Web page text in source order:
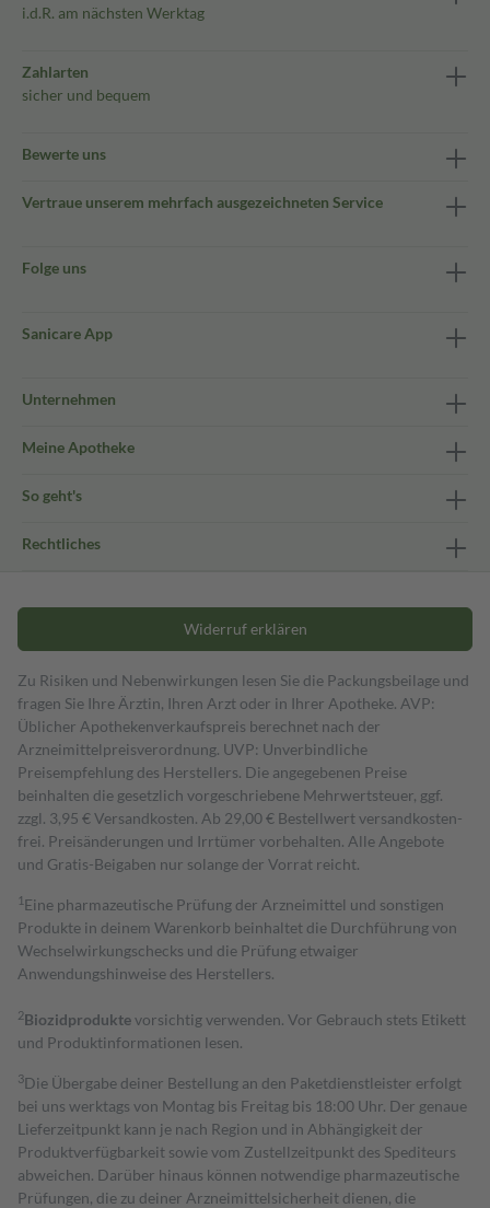
i.d.R. am nächsten Werktag
Zahlarten
sicher und bequem
Bewerte uns
Vertraue unserem mehrfach ausgezeichneten Service
Folge uns
Sanicare App
Unternehmen
Meine Apotheke
So geht's
Rechtliches
Widerruf erklären
Zu Risiken und Nebenwirkungen lesen Sie die Packungsbeilage und
fragen Sie Ihre Ärztin, Ihren Arzt oder in Ihrer Apotheke. AVP:
Üblicher Apothekenverkaufspreis berechnet nach der
Arzneimittelpreisverordnung. UVP: Unverbindliche
Preisempfehlung des Herstellers. Die angegebenen Preise
beinhalten die gesetzlich vorgeschriebene Mehrwertsteuer, ggf.
zzgl. 3,95 € Versandkosten. Ab 29,00 € Bestell­wert versand­kosten­
frei. Preisänderungen und Irrtümer vorbehalten. Alle Angebote
und Gratis-Beigaben nur solange der Vorrat reicht.
1 Eine pharmazeutische Prüfung der Arzneimittel und sonstigen
Produkte in deinem Warenkorb beinhaltet die Durchführung von
Wechselwirkungschecks und die Prüfung etwaiger
Anwendungshinweise des Herstellers.
2Biozidproduktevorsichtig verwenden. Vor Gebrauch stets Etikett
und Produktinformationen lesen.
3Die Übergabe deiner Bestellung an den Paketdienstleister erfolgt
bei uns werktags von Montag bis Freitag bis 18:00 Uhr. Der genaue
Lieferzeitpunkt kann je nach Region und in Abhängigkeit der
Produktverfügbarkeit sowie vom Zustellzeitpunkt des Spediteurs
abweichen. Darüber hinaus können notwendige pharmazeutische
Prüfungen, die zu deiner Arzneimittelsicherheit dienen, die